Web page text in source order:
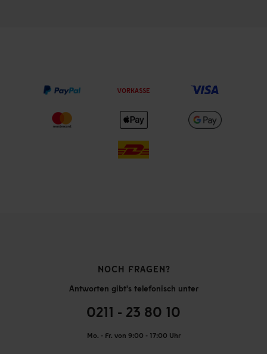
VORKASSE
NOCH FRAGEN?
Antworten gibt's telefonisch unter
0211 - 23 80 10
Mo. - Fr. von 9:00 - 17:00 Uhr